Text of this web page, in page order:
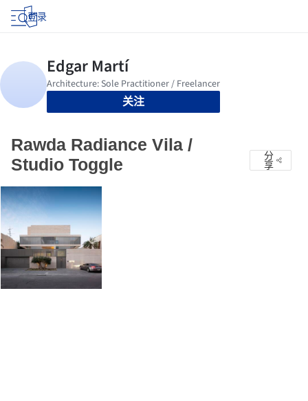
登录
关注
Rawda Radiance Vila /
Studio Toggle
分
享